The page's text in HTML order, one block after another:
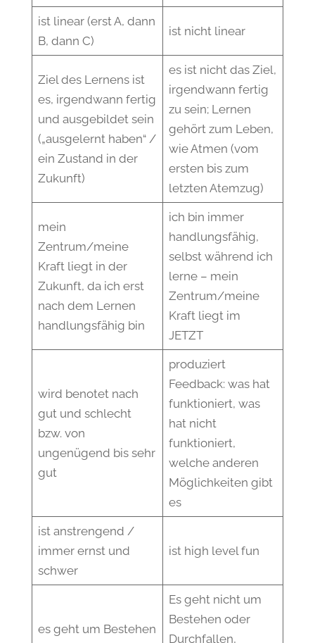
ist linear (erst A, dann
B, dann C)
ist nicht linear
Ziel des Lernens ist
es, irgendwann fertig
und ausgebildet sein
(„ausgelernt haben“ /
ein Zustand in der
Zukunft)
es ist nicht das Ziel,
irgendwann fertig
zu sein; Lernen
gehört zum Leben,
wie Atmen (vom
ersten bis zum
letzten Atemzug)
mein
Zentrum/meine
Kraft liegt in der
Zukunft, da ich erst
nach dem Lernen
handlungsfähig bin
ich bin immer
handlungsfähig,
selbst während ich
lerne – mein
Zentrum/meine
Kraft liegt im
JETZT
wird benotet nach
gut und schlecht
bzw. von
ungenügend bis sehr
gut
produziert
Feedback: was hat
funktioniert, was
hat nicht
funktioniert,
welche anderen
Möglichkeiten gibt
es
ist anstrengend /
immer ernst und
schwer
ist high level fun
es geht um Bestehen
Es geht nicht um
Bestehen oder
Durchfallen,